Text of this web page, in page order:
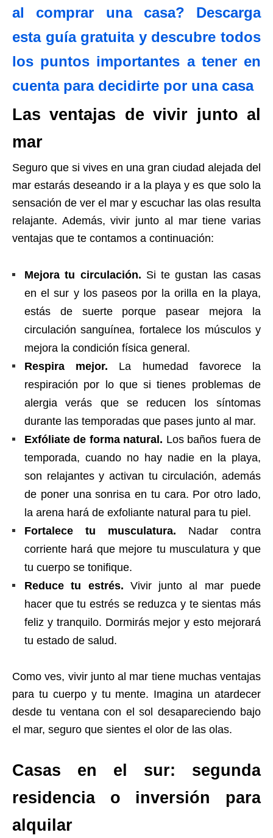
al comprar una casa? Descarga
esta guía gratuita y descubre todos
los puntos importantes a tener en
cuenta para decidirte por una casa
Las ventajas de vivir junto al
mar
Seguro que si vives en una gran ciudad alejada del
mar estarás deseando ir a la playa y es que solo la
sensación de ver el mar y escuchar las olas resulta
relajante. Además, vivir junto al mar tiene varias
ventajas que te contamos a continuación:
Mejora tu circulación. Si te gustan las casas
en el sur y los paseos por la orilla en la playa,
estás de suerte porque pasear mejora la
circulación sanguínea, fortalece los músculos y
mejora la condición física general.
Respira mejor. La humedad favorece la
respiración por lo que si tienes problemas de
alergia verás que se reducen los síntomas
durante las temporadas que pases junto al mar.
Exfóliate de forma natural. Los baños fuera de
temporada, cuando no hay nadie en la playa,
son relajantes y activan tu circulación, además
de poner una sonrisa en tu cara. Por otro lado,
la arena hará de exfoliante natural para tu piel.
Fortalece tu musculatura. Nadar contra
corriente hará que mejore tu musculatura y que
tu cuerpo se tonifique.
Reduce tu estrés. Vivir junto al mar puede
hacer que tu estrés se reduzca y te sientas más
feliz y tranquilo. Dormirás mejor y esto mejorará
tu estado de salud.
Como ves, vivir junto al mar tiene muchas ventajas
para tu cuerpo y tu mente. Imagina un atardecer
desde tu ventana con el sol desapareciendo bajo
el mar, seguro que sientes el olor de las olas.
Casas en el sur: segunda
residencia o inversión para
alquilar